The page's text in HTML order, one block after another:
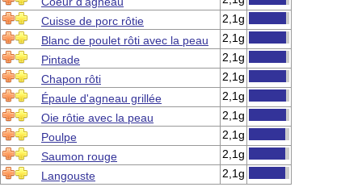
Cuisse de porc rôtie
2,1g
Blanc de poulet rôti avec la peau
2,1g
Pintade
2,1g
Chapon rôti
2,1g
Épaule d'agneau grillée
2,1g
Oie rôtie avec la peau
2,1g
Poulpe
2,1g
Saumon rouge
2,1g
Langouste
2,1g